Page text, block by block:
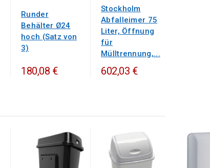
Runder
Behälter Ø24
hoch (Satz von
3)
180,08 €
Stockholm
Abfalleimer 75
Liter, Öffnung
für
Mülltrennung,...
602,03 €